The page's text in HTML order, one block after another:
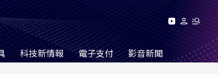
科技新情報 電子支付 影音新聞